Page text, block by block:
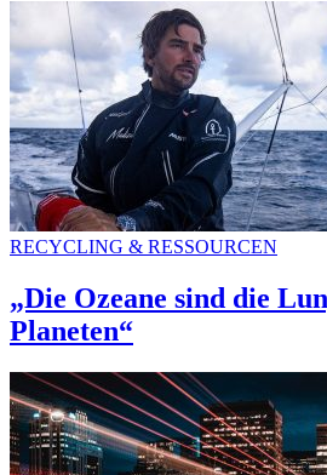
RECYCLING & RESSOURCEN
„Die Ozeane sind die
Planeten“